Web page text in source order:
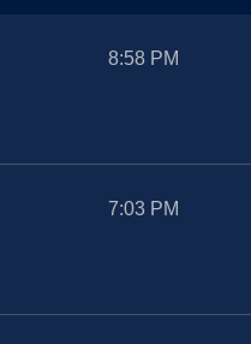
8:58 PM
7:03 PM